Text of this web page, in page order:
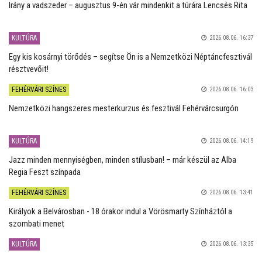
Irány a vadszeder – augusztus 9-én vár mindenkit a túrára Lencsés Rita
KULTÚRA 2026.08.06. 16:37
Egy kis kosárnyi törődés – segítse Ön is a Nemzetközi Néptáncfesztivál
résztvevőit!
FEHÉRVÁRI SZÍNES 2026.08.06. 16:03
Nemzetközi hangszeres mesterkurzus és fesztivál Fehérvárcsurgón
KULTÚRA 2026.08.06. 14:19
Jazz minden mennyiségben, minden stílusban! – már készül az Alba
Regia Feszt színpada
FEHÉRVÁRI SZÍNES 2026.08.06. 13:41
Királyok a Belvárosban - 18 órakor indul a Vörösmarty Színháztól a
szombati menet
KULTÚRA 2026.08.06. 13:35